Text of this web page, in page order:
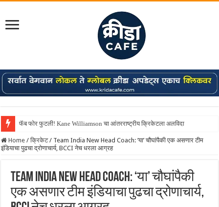
फॅब फोर फुटली! Kane Williamson चा आंतरराष्ट्रीय क्रिकेटला अलविदा
Home / क्रिकेट / Team India New Head Coach: ‘या’ चौघांपैकी एक असणार टीम
इंडियाचा पुढचा द्रोणाचार्य, BCCI नेच धरला आग्रह
Team India New Head Coach: ‘या’ चौघांपैकी
एक असणार टीम इंडियाचा पुढचा द्रोणाचार्य,